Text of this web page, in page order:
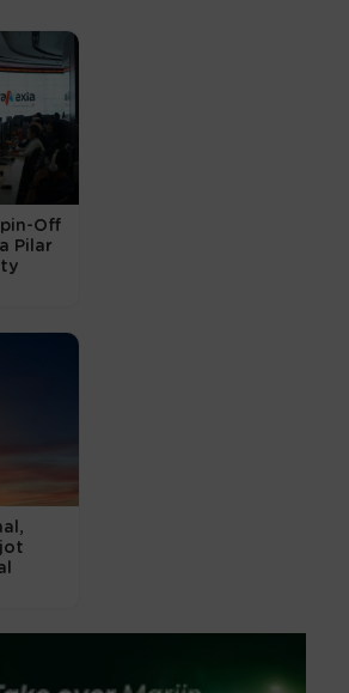
Off
Pilar